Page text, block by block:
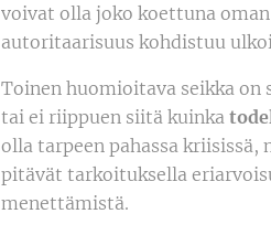
voivat olla joko koettuna
autoritaarisuus kohdistuu
Toinen huomioitava seikka
tai ei riippuen siitä kuinka
olla tarpeen pahassa
pitävät tarkoituksella
menettämistä.